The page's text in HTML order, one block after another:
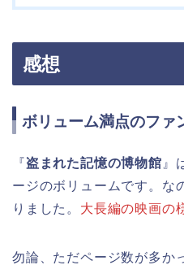
感想
ボリューム満点のファ
『盗まれた記憶の博物館 』
ージのボリュームです。な
りました。 大長編の映画の
勿論、ただページ数が多か